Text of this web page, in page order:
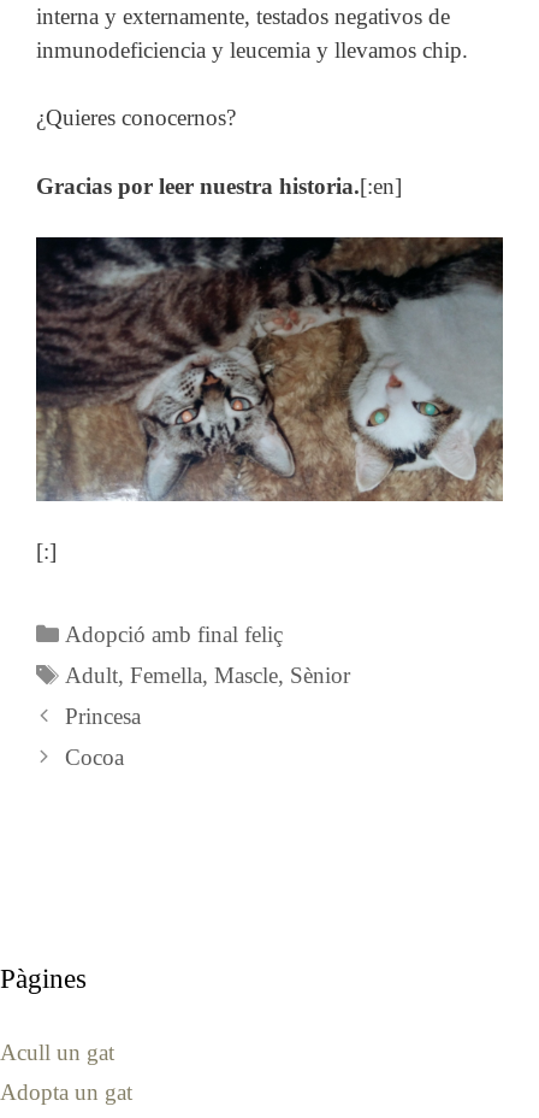
interna y externamente, testados negativos de
inmunodeficiencia y leucemia y llevamos chip.
¿Quieres conocernos?
Gracias por leer nuestra historia.[:en]
[:]
Categories
Adopció amb final feliç
Etiquetes
Adult,Femella,Mascle, Sènior
Princesa
Cocoa
Pàgines
Acull un gat
Adopta un gat